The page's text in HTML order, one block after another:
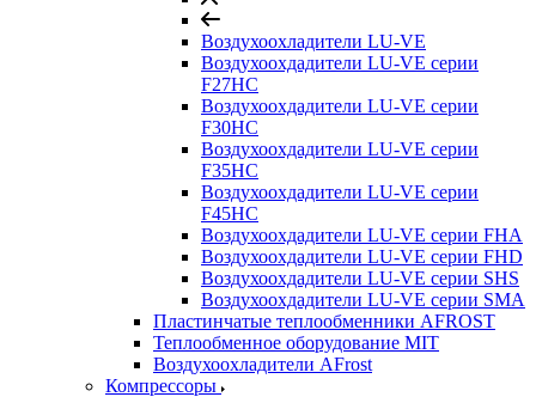
Воздухоохладители LU-VE
Воздухоохдадители LU-VE серии
F27HC
Воздухоохдадители LU-VE серии
F30HC
Воздухоохдадители LU-VE серии
F35HC
Воздухоохдадители LU-VE серии
F45HC
Воздухоохдадители LU-VE серии FHA
Воздухоохдадители LU-VE серии FHD
Воздухоохдадители LU-VE серии SHS
Воздухоохдадители LU-VE серии SMA
Пластинчатые теплообменники AFROST
Теплообменное оборудование MIT
Воздухоохладители AFrost
Компрессоры